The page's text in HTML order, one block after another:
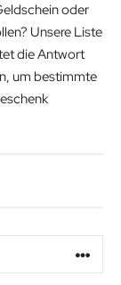
oder
Unsere Liste
die Antwort
um bestimmte